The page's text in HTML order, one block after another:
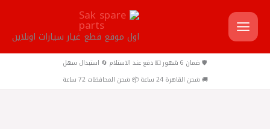
تخطي
إلى
المحتوى
اول موقع قطع غيار سيارات اونلاين
🛡️ ضمان 6 شهور 💵 دفع عند الاستلام 🔄 استبدال سهل
🚚 شحن القاهرة 24 ساعة 📦 شحن المحافظات 72 ساعة